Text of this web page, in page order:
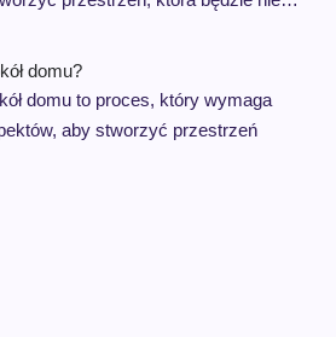
domu?
domu to proces, który wymaga
aby stworzyć przestrzeń